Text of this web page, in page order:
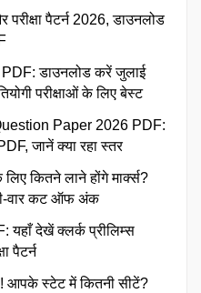
पैटर्न 2026, डाउनलोड
डाउनलोड करें जुलाई
परीक्षाओं के लिए बेस्ट
Paper 2026 PDF:
जानें क्या रहा स्तर
कितने लाने होंगे मार्क्स?
वार कट ऑफ अंक
देखें क्लर्क प्रीलिम्स
पैटर्न
आपके स्टेट में कितनी सीटें?